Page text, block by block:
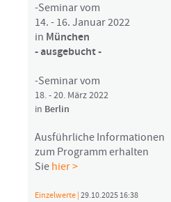
-Seminar vom
14. - 16. Januar 2022
in München
- ausgebucht -
-Seminar vom
18. - 20. März 2022
in Berlin
Ausführliche Informationen
zum Programm erhalten
Sie hier >
Einzelwerte | 29.10.2025 16:38